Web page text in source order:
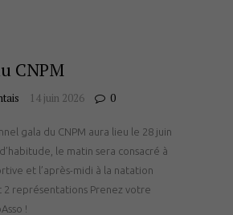
CNPM
14 juin 2026 0
gala du CNPM aura lieu le 28 juin
le matin sera consacré à
et l’après-midi à la natation
2 représentations Prenez votre
!